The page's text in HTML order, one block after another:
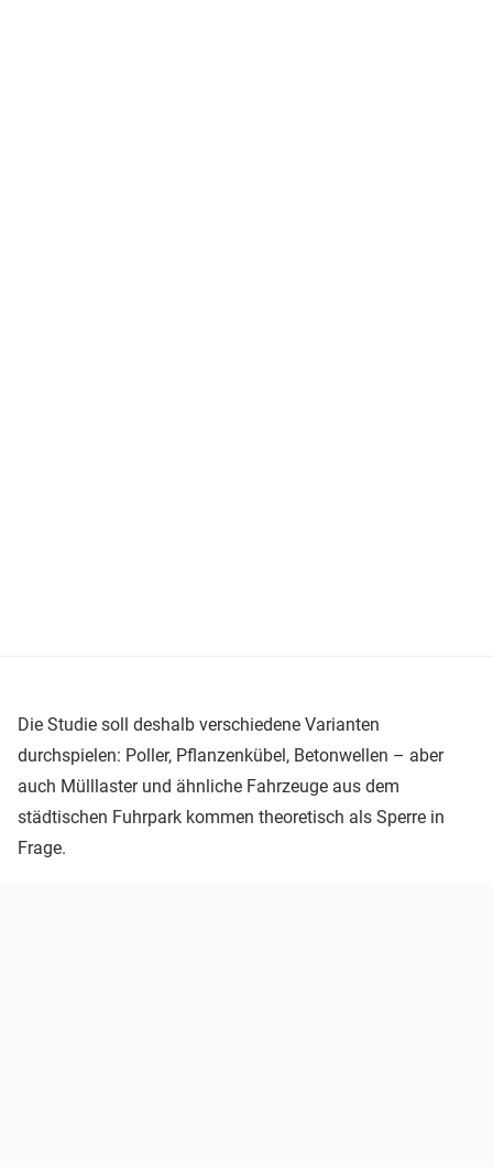
Die Studie soll deshalb verschiedene Varianten
durchspielen: Poller, Pflanzenkübel, Betonwellen – aber
auch Mülllaster und ähnliche Fahrzeuge aus dem
städtischen Fuhrpark kommen theoretisch als Sperre in
Frage.